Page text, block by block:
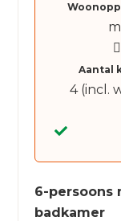
m
Aantal
4 (incl.
6-persoons
badkamer